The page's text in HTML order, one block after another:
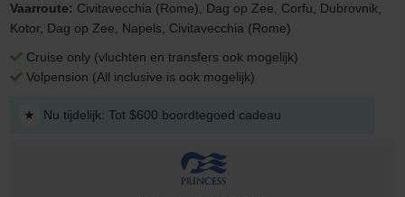
Vaarroute: Civitavecchia (Rome), Dag op Zee, Corfu, Dubrovnik,
Kotor, Dag op Zee, Napels, Civitavecchia (Rome)
Cruise only (vluchten en transfers ook mogelijk)
Volpension (All inclusive is ook mogelijk)
★ Nu tijdelijk: Tot $600 boordtegoed cadeau